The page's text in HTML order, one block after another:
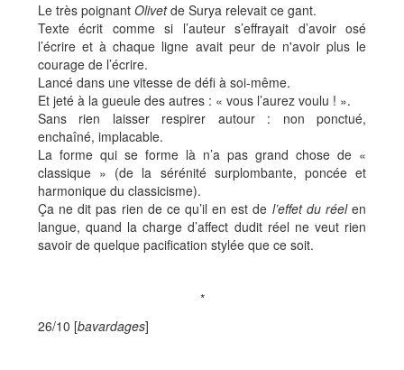
Le très poignant Olivetde Surya relevait ce gant.
Texte écrit comme si l’auteur s’effrayait d’avoir osé
l’écrire et à chaque ligne avait peur de n'avoir plus le
courage de l’écrire.
Lancé dans une vitesse de défi à soi-même.
Et jeté à la gueule des autres : « vous l’aurez voulu ! ».
Sans rien laisser respirer autour : non ponctué,
enchaîné, implacable.
La forme qui se forme là n’a pas grand chose de «
classique » (de la sérénité surplombante, poncée et
harmonique du classicisme).
Ça ne dit pas rien de ce qu’il en est de l’effet du réelen
langue, quand la charge d’affect dudit réel ne veut rien
savoir de quelque pacification stylée que ce soit.
*
26/10 [bavardages]